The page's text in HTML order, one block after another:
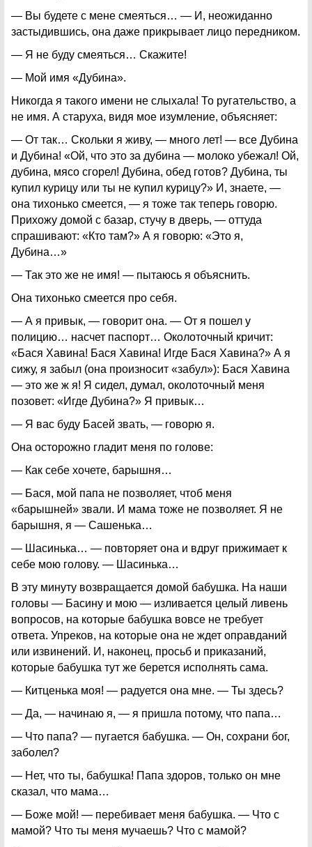
— Вы будете с мене смеяться… — И, неожиданно
застыдившись, она даже прикрывает лицо передником.
— Я не буду смеяться… Скажите!
— Мой имя «Дубина».
Никогда я такого имени не слыхала! То ругательство, а
не имя. А старуха, видя мое изумление, объясняет:
— От так… Скольки я живу, — много лет! — все Дубина
и Дубина! «Ой, что это за дубина — молоко убежал! Ой,
дубина, мясо сгорел! Дубина, обед готов? Дубина, ты
купил курицу или ты не купил курицу?» И, знаете, —
она тихонько смеется, — я тоже так теперь говорю.
Прихожу домой с базар, стучу в дверь, — оттуда
спрашивают: «Кто там?» А я говорю: «Это я,
Дубина…»
— Так это же не имя! — пытаюсь я объяснить.
Она тихонько смеется про себя.
— А я привык, — говорит она. — От я пошел у
полицию… насчет паспорт… Околоточный кричит:
«Бася Хавина! Бася Хавина! Игде Бася Хавина?» А я
сижу, я забыл (она произносит «забул»): Бася Хавина
— это же ж я! Я сидел, думал, околоточный меня
позовет: «Игде Дубина?» Я привык…
— Я вас буду Басей звать, — говорю я.
Она осторожно гладит меня по голове:
— Как себе хочете, барышня…
— Бася, мой папа не позволяет, чтоб меня
«барышней» звали. И мама тоже не позволяет. Я не
барышня, я — Сашенька…
— Шасинька… — повторяет она и вдруг прижимает к
себе мою голову. — Шасинька…
В эту минуту возвращается домой бабушка. На наши
головы — Басину и мою — изливается целый ливень
вопросов, на которые бабушка вовсе не требует
ответа. Упреков, на которые она не ждет оправданий
или извинений. И, наконец, просьб и приказаний,
которые бабушка тут же берется исполнять сама.
— Китценька моя! — радуется она мне. — Ты здесь?
— Да, — начинаю я, — я пришла потому, что папа…
— Что папа? — пугается бабушка. — Он, сохрани бог,
заболел?
— Нет, что ты, бабушка! Папа здоров, только он мне
сказал, что мама…
— Боже мой! — перебивает меня бабушка. — Что с
мамой? Что ты меня мучаешь? Что с мамой?